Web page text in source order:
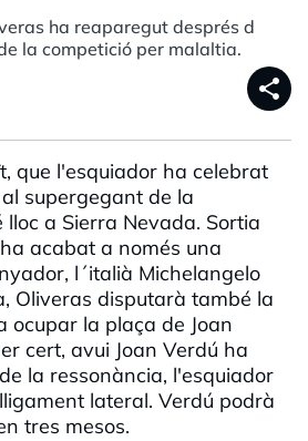
ha reaparegut després d
la competició per malaltia.
share
que l'esquiador ha celebrat
supergegant de la
a Sierra Nevada. Sortia
acabat a només una
l´italià Michelangelo
Oliveras disputarà també la
ocupar la plaça de Joan
cert, avui Joan Verdú ha
la ressonància, l'esquiador
lateral. Verdú podrà
tres mesos.